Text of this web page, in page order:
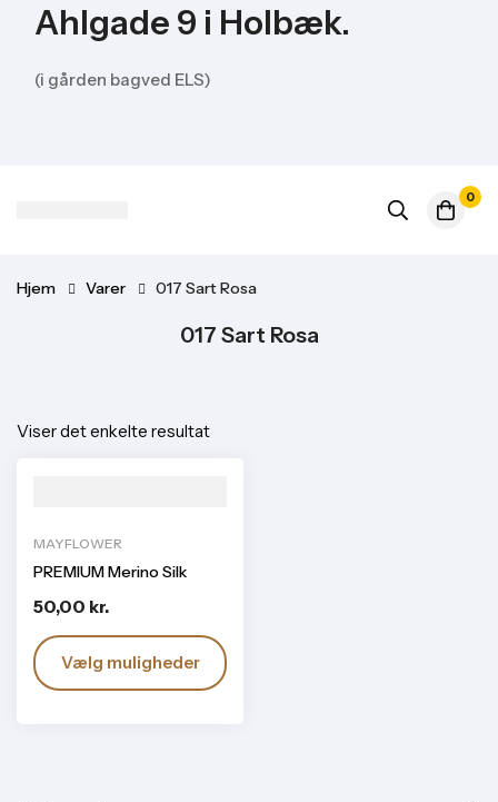
Ahlgade 9 i Holbæk.
(i gården bagved ELS)
0
Hjem Varer 017 Sart Rosa
017 Sart Rosa
Viser det enkelte resultat
MAYFLOWER
PREMIUM Merino Silk
50,00 kr.
Vælg muligheder
Dette vare har flere varianter. Mulighederne kan vælges på varesiden